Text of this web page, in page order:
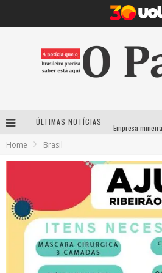
ÚLTIMAS NOTÍCIAS
Home Brasil